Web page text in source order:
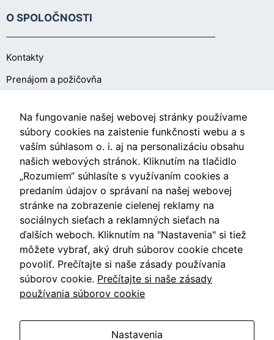
O SPOLOČNOSTI
Kontakty
Prenájom a požičovňa
O NÁKUPE
Obchodné podmienky
Ochrana osobných údajov
Nastavenia cookies
Videá
Blog
Na fungovanie našej webovej stránky používame
súbory cookies na zaistenie funkčnosti webu a s
vaším súhlasom o. i. aj na personalizáciu obsahu
našich webových stránok. Kliknutím na tlačidlo
„Rozumiem“ súhlasíte s využívaním cookies a
predaním údajov o správaní na našej webovej
stránke na zobrazenie cielenej reklamy na
sociálnych sieťach a reklamných sieťach na
ďalších weboch. Kliknutím na "Nastavenia" si tiež
môžete vybrať, aký druh súborov cookie chcete
povoliť. Prečítajte si naše zásady používania
súborov cookie. Prečítajte si naše zásady
používania súborov cookie
Nastavenia